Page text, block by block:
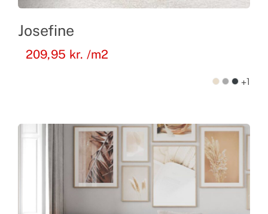
Josefine
209,95 kr. /m2
+1